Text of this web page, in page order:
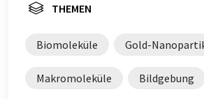
THEMEN
Biomoleküle Gold-
Makromoleküle Bildgebung